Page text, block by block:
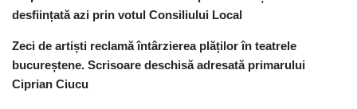
desființată azi prin votul Consiliului Local
Zeci de artiști reclamă întârzierea plăților în teatrele
bucureștene. Scrisoare deschisă adresată primarului
Ciprian Ciucu